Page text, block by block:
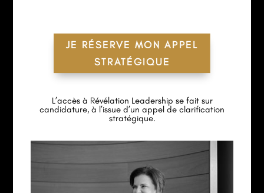
JE RÉSERVE MON APPEL
STRATÉGIQUE
L’accès à Révélation Leadership se fait sur
candidature, à l’issue d’un appel de clarification
stratégique.